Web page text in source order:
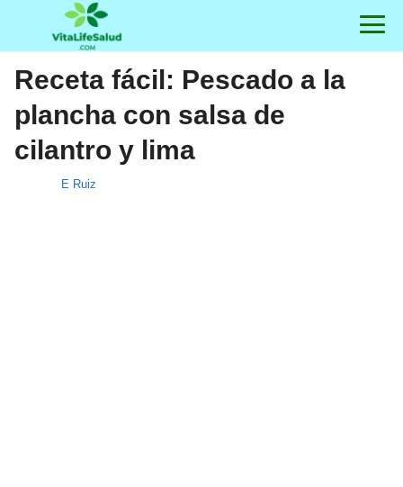
Receta fácil: Pescado a la
plancha con salsa de
cilantro y lima
E Ruiz